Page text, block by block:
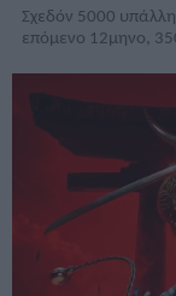
Σχεδόν 5000
επόμενο 12μηνο,